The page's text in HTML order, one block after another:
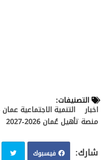
التصنيفات:
اخبار
التنمية الاجتماعية عمان 2026
منصة تأهيل عُمان 2026-2027
فيسبوك